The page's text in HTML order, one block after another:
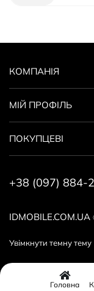
IDMOBILE.COM.UA
КОМПАНІЯ
МІЙ ПРОФІЛЬ
ПОКУПЦЕВІ
+38 (097) 884-
Головна